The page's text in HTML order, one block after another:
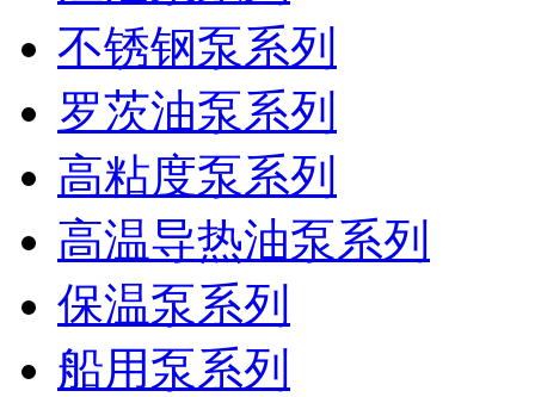
不锈钢泵系列
罗茨油泵系列
高粘度泵系列
高温导热油泵系列
保温泵系列
船用泵系列